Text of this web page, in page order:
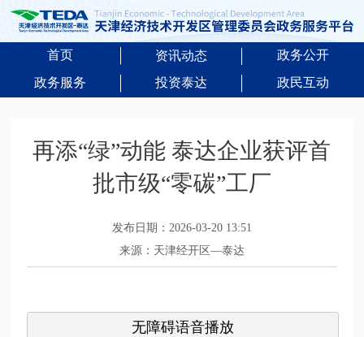
首页 资讯动态
政务公开
政务服务
投资泰达 政民互动
再添“绿”动能 泰达企业获评首
批市级“零碳”工厂
发布日期：2026-03-20 13:51
来源：天津经开区—泰达
无障碍语音播放